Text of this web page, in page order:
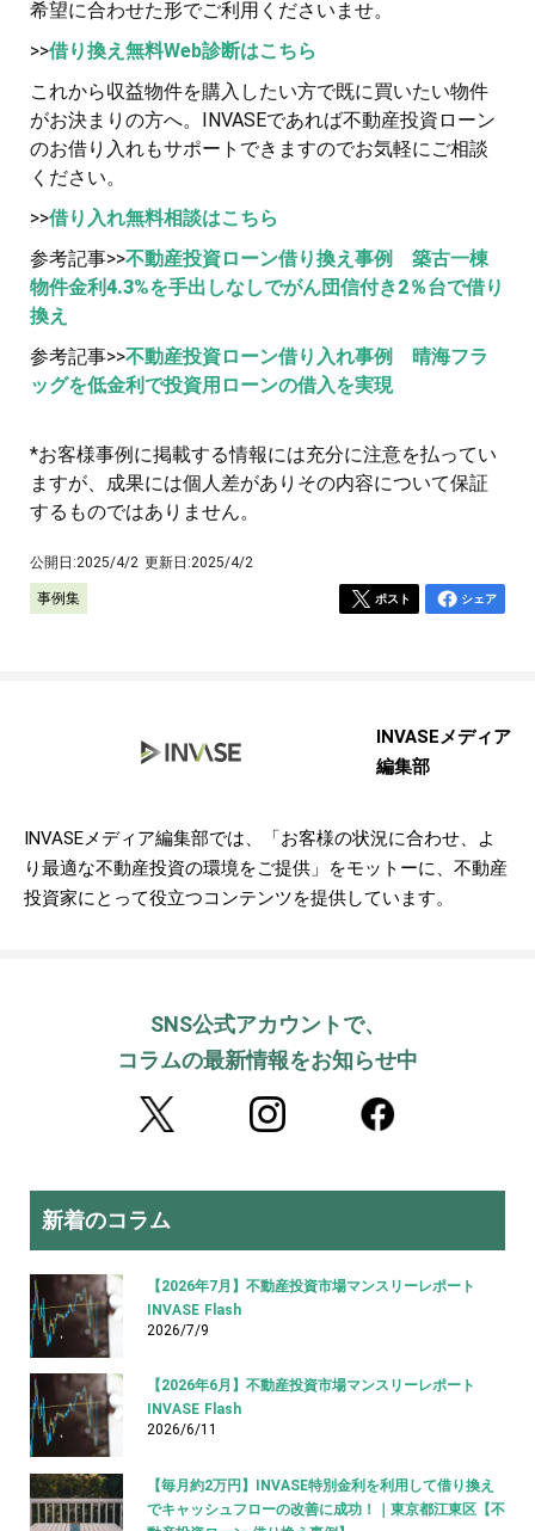
希望に合わせた形でご利用くださいませ。
>>借り換え無料Web診断はこちら
これから収益物件を購入したい方で既に買いたい物件
がお決まりの方へ。INVASEであれば不動産投資ローン
のお借り入れもサポートできますのでお気軽にご相談
ください。
>>借り入れ無料相談はこちら
参考記事>>不動産投資ローン借り換え事例 築古一棟
物件金利4.3%を手出しなしでがん団信付き2％台で借り
換え
参考記事>>不動産投資ローン借り入れ事例 晴海フラ
ッグを低金利で投資用ローンの借入を実現
*お客様事例に掲載する情報には充分に注意を払ってい
ますが、成果には個人差がありその内容について保証
するものではありません。
公開日:2025/4/2 更新日:2025/4/2
事例集 ポスト シェア
INVASEメディア
編集部
INVASEメディア編集部では、「お客様の状況に合わせ、よ
り最適な不動産投資の環境をご提供」をモットーに、不動産
投資家にとって役立つコンテンツを提供しています。
SNS公式アカウントで、
コラムの最新情報をお知らせ中
新着のコラム
【2026年7月】不動産投資市場マンスリーレポート
INVASE Flash
2026/7/9
【2026年6月】不動産投資市場マンスリーレポート
INVASE Flash
2026/6/11
【毎月約2万円】INVASE特別金利を利用して借り換え
でキャッシュフローの改善に成功！｜東京都江東区【不